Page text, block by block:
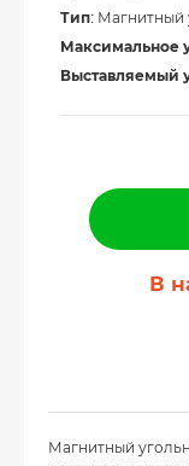
Тип: Магнитный
Максимальное
Выставляемый
В
Магнитный